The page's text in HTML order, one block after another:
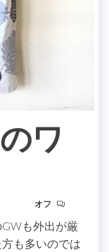
ワ
オフ
も外出が厳
も多いのでは